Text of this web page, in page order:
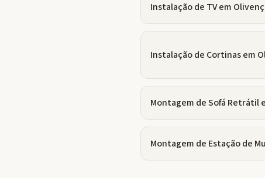
Instalação de TVem
Instalação de Cortinasem
Montagem de Sofá Retrátil
Montagem de Estação de